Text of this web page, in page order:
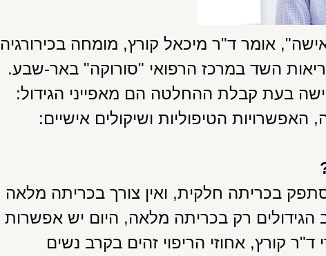
אומר ד"ר מיכאל קורץ, מומחה בכירורגיה
השד במרכז הרפואי "סורוקה" באר-שבע.
בעת קבלת ההחלטה הם מאפייני הגידול:
הטיפוליות ושיקולים אישיים:
בכריתה חלקית, ואין צורך בכריתה מלאה
רק בכריתה מלאה, היום יש אפשרות
קורץ, אחוזי הריפוי זהים בקרב נשים